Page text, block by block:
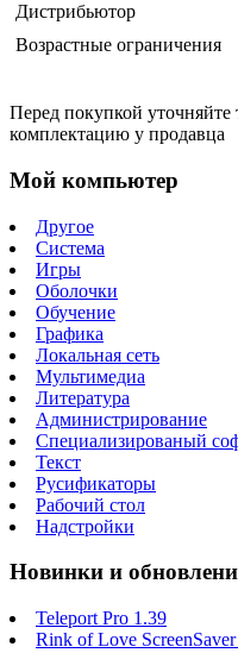
Дистрибьютор
Возрастные ограничения
Перед покупкой уточняйте
комплектацию у продавца
Мой компьютер
Другое
Система
Игры
Оболочки
Обучение
Графика
Локальная сеть
Мультимедиа
Литература
Администрирование
Специализированый
Текст
Русификаторы
Рабочий стол
Надстройки
Новинки и
Teleport Pro 1.39
Rink of Love